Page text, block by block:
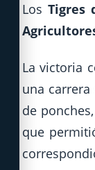
Los Tigres
La victoria
una
de
que